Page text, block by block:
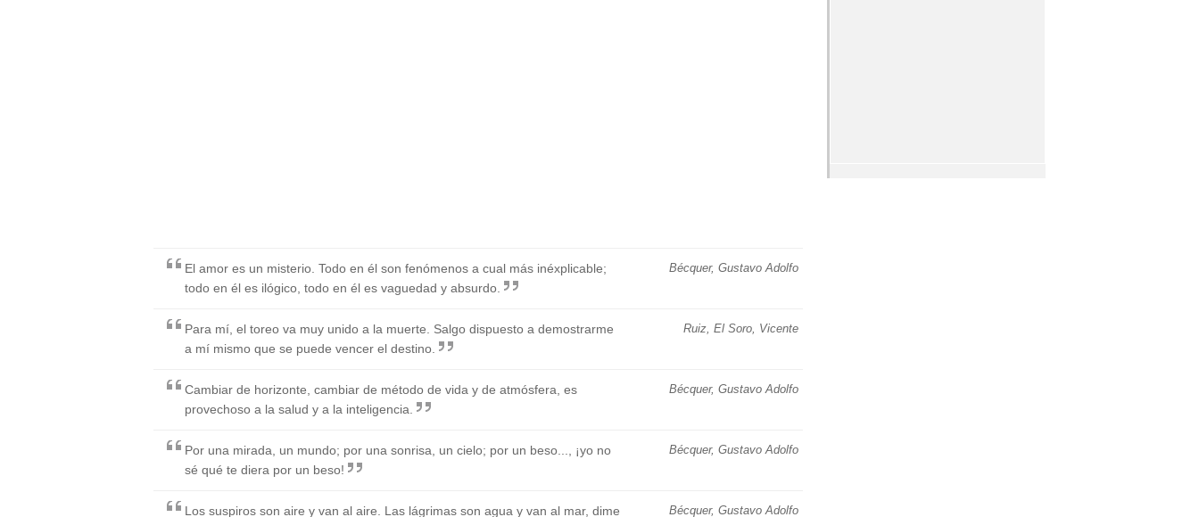
Bécquer, Gustavo Adolfo
El amor es un misterio. Todo en él son fenómenos a cual más inéxplicable;
todo en él es ilógico, todo en él es vaguedad y absurdo.
Ruiz, El Soro, Vicente
Para mí, el toreo va muy unido a la muerte. Salgo dispuesto a demostrarme
a mí mismo que se puede vencer el destino.
Bécquer, Gustavo Adolfo
Cambiar de horizonte, cambiar de método de vida y de atmósfera, es
provechoso a la salud y a la inteligencia.
Bécquer, Gustavo Adolfo
Por una mirada, un mundo; por una sonrisa, un cielo; por un beso..., ¡yo no
sé qué te diera por un beso!
Bécquer, Gustavo Adolfo
Los suspiros son aire y van al aire. Las lágrimas son agua y van al mar, dime